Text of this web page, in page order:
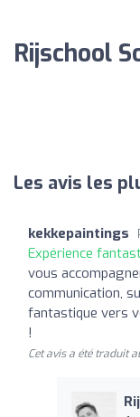
Rijschool
Les avis les
kekkepaintings
Expérience
vous
communication,
fantastique vers
!
Cet avis a été traduit